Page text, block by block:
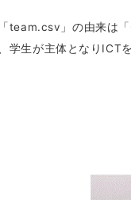
team.csv」の由来は
学生が主体となりICT